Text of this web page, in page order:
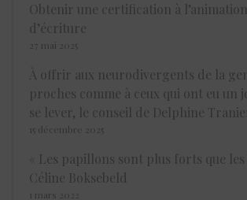
Obtenir une certification à
d’écriture
27 mai 2025
À offrir aux neurodivergents de la
proches comme à ceux qui ont eu un
se lever, le conseil de Delphine
15 décembre 2025
« Les papillons sont plus forts que les
Céline Boksebeld
1 mars 2022